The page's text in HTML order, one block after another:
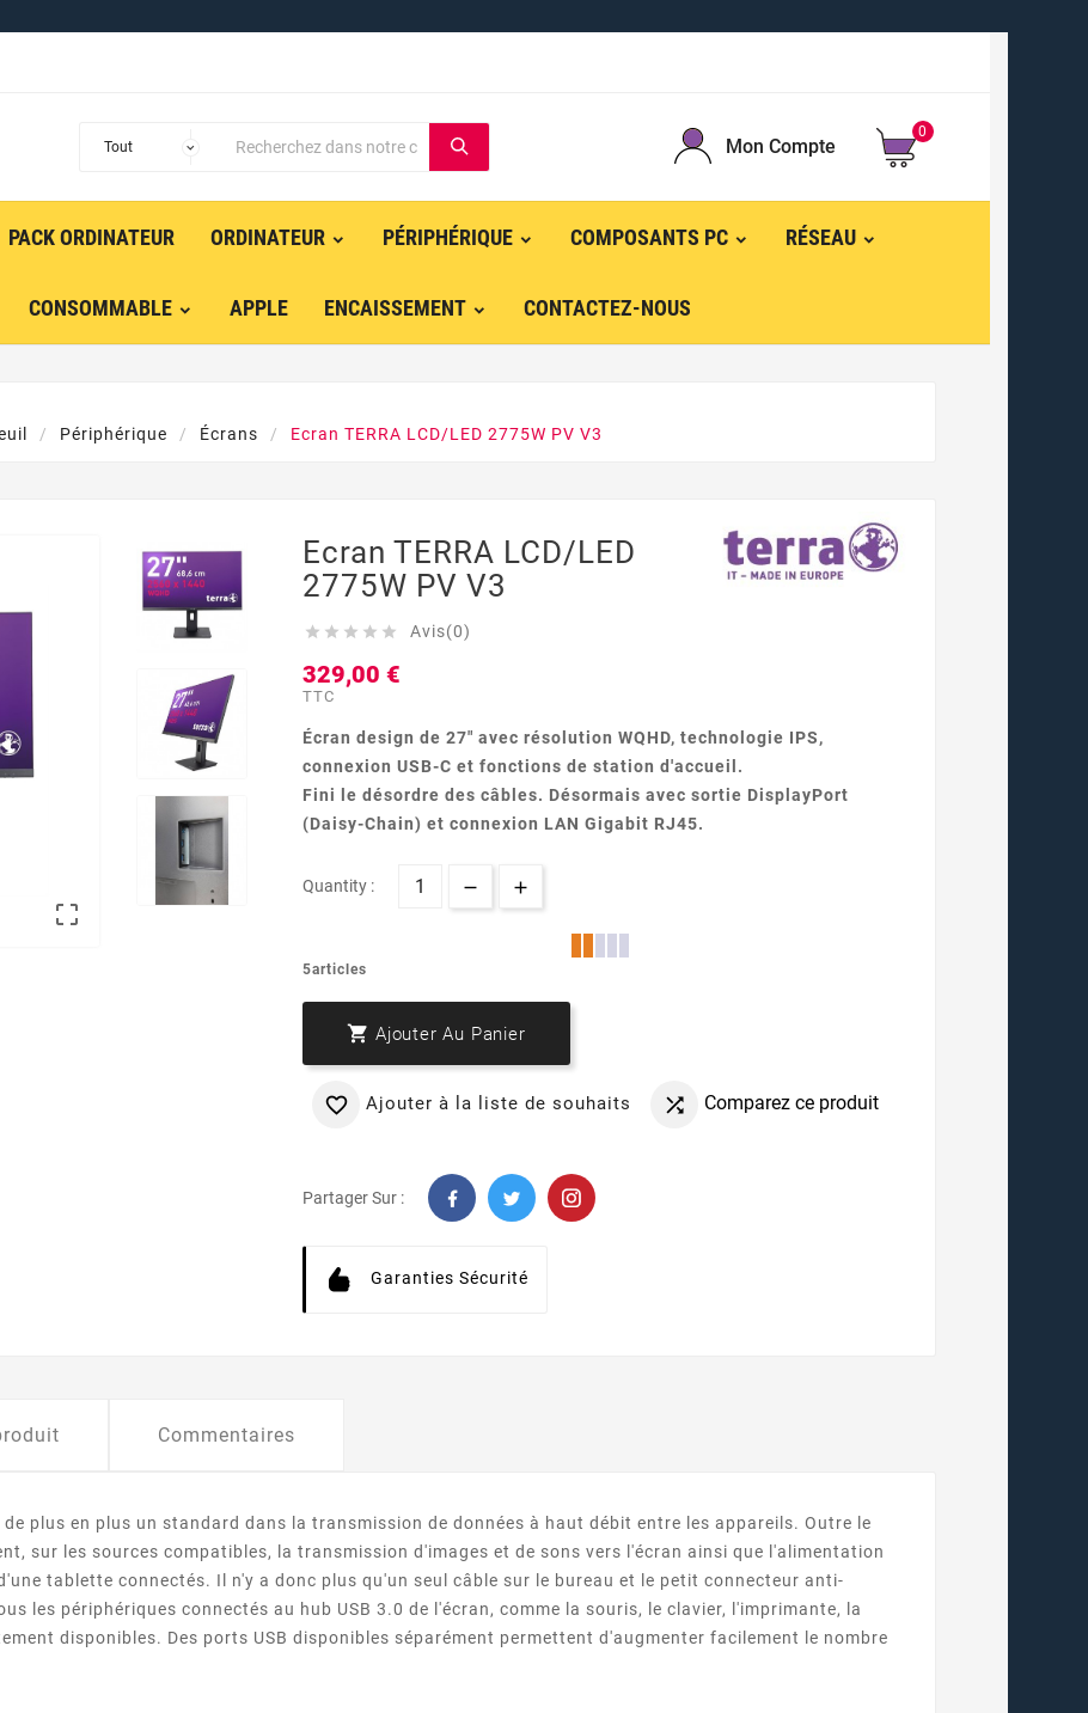
Mon Compte
0
PACK ORDINATEUR ORDINATEUR PÉRIPHÉRIQUE COMPOSANTS PC RÉSEAU
CONSOMMABLE APPLE ENCAISSEMENT CONTACTEZ-NOUS
Périphérique Écrans Ecran TERRA LCD/LED 2775W PV V3

Ecran TERRA LCD/LED
2775W PV V3
     Avis(0)
329,00 €
TTC
Écran design de 27" avec résolution WQHD, technologie IPS,
connexion USB-C et fonctions de station d'accueil.
Fini le désordre des câbles. Désormais avec sortie DisplayPort
(Daisy-Chain) et connexion LAN Gigabit RJ45.
Quantity :
5articles
 Ajouter Au Panier
 Ajouter à la liste de souhaits  Comparez ce produit
Partager Sur :
Garanties Sécurité
Commentaires
plus en plus un standard dans la transmission de données à haut débit entre les appareils. Outre le
sur les sources compatibles, la transmission d'images et de sons vers l'écran ainsi que l'alimentation
tablette connectés. Il n'y a donc plus qu'un seul câble sur le bureau et le petit connecteur anti-
les périphériques connectés au hub USB 3.0 de l'écran, comme la souris, le clavier, l'imprimante, la
disponibles. Des ports USB disponibles séparément permettent d'augmenter facilement le nombre